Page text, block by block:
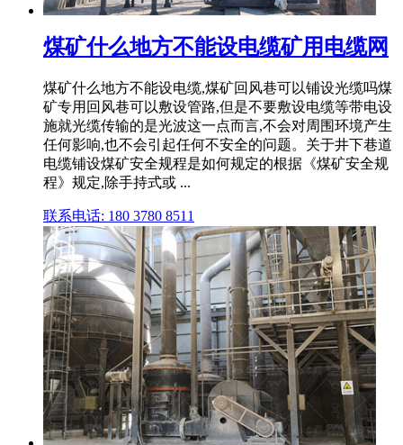
煤矿什么地方不能设电缆矿用电缆网
煤矿什么地方不能设电缆,煤矿回风巷可以铺设光缆吗煤
矿专用回风巷可以敷设管路,但是不要敷设电缆等带电设
施就光缆传输的是光波这一点而言,不会对周围环境产生
任何影响,也不会引起任何不安全的问题。关于井下巷道
电缆铺设煤矿安全规程是如何规定的根据《煤矿安全规
程》规定,除手持式或 ...
联系电话: 180 3780 8511